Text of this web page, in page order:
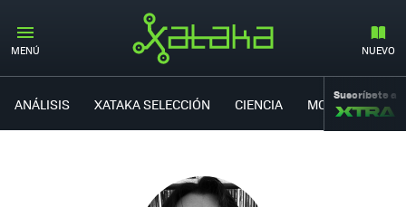
MENÚ NUEVO
ANÁLISIS XATAKA SELECCIÓN CIENCIA MOVILIDAD
Suscríbete a